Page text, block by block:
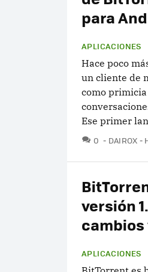
para
APLICACIONES
Hace poco
un cliente de
como
Ese primer
0
DAIROX
versión
APLICACIONES